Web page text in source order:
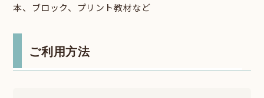
本、ブロック、プリント教材など
ご利用方法